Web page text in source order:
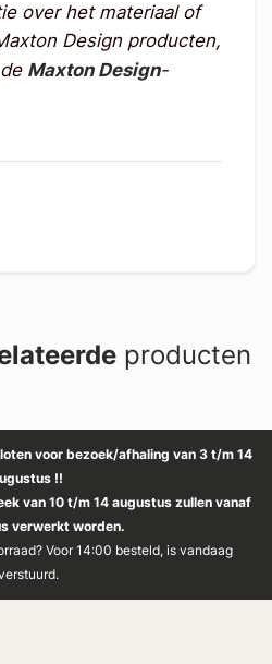
over het materiaal of
Design producten,
Maxton Design-
producten
voor bezoek/afhaling van 3 t/m 14
!!
van 10 t/m 14 augustus zullen vanaf
verwerkt worden.
Voor 14:00 besteld, is vandaag